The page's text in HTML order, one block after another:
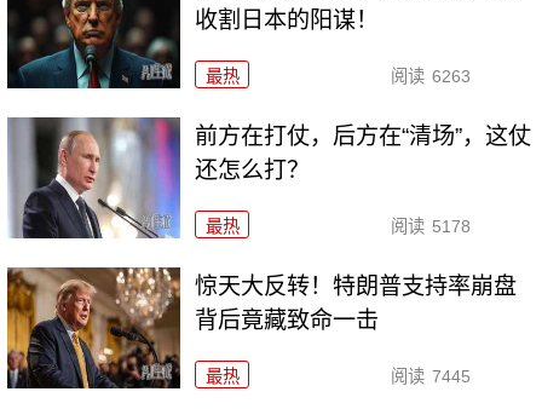
收割日本的阳谋！
最热 阅读 6263
前方在打仗，后方在“清场”，这仗
还怎么打？
最热 阅读 5178
惊天大反转！特朗普支持率崩盘
背后竟藏致命一击
最热 阅读 7445